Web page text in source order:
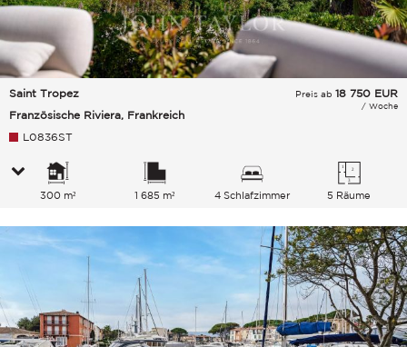
Saint Tropez
Französische Riviera, Frankreich
Preis ab 18 750 EUR
/ Woche
L0836ST
300 m² 1 685 m² 4 Schlafzimmer 5 Räume